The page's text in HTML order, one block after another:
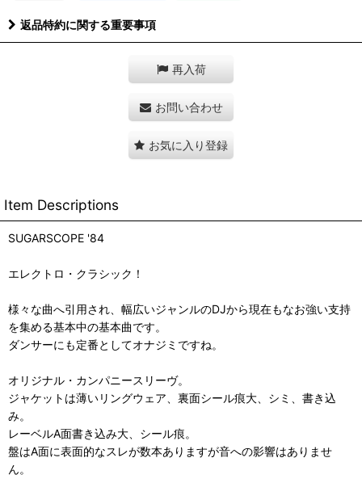
返品特約に関する重要事項
再入荷
お問い合わせ
お気に入り登録
Item Descriptions
SUGARSCOPE '84
エレクトロ・クラシック！
様々な曲へ引用され、幅広いジャンルのDJから現在もなお強い支持
を集める基本中の基本曲です。
ダンサーにも定番としてオナジミですね。
オリジナル・カンパニースリーヴ。
ジャケットは薄いリングウェア、裏面シール痕大、シミ、書き込
み。
レーベルA面書き込み大、シール痕。
盤はA面に表面的なスレが数本ありますが音への影響はありませ
ん。